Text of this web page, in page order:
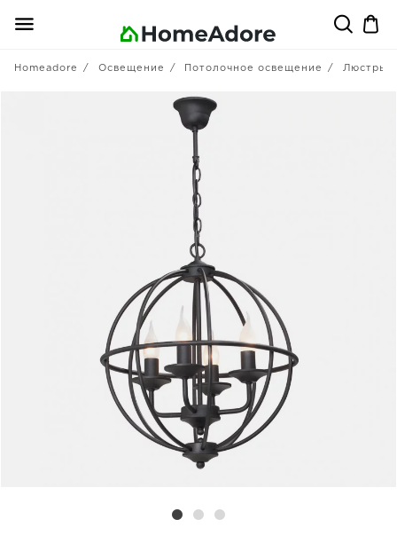
Homeadore Освещение Потолочное освещение Люстры